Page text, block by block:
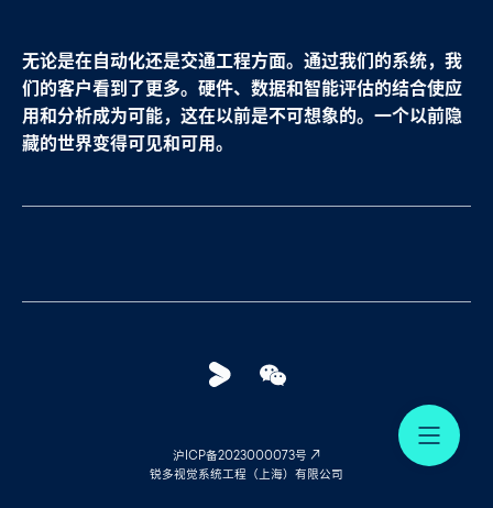
无论是在自动化还是交通工程方面。通过我们的系统，我
们的客户看到了更多。硬件、数据和智能评估的结合使应
用和分析成为可能，这在以前是不可想象的。一个以前隐
藏的世界变得可见和可用。
Youku
沪ICP备2023000073号
锐多视觉系统工程（上海）有限公司